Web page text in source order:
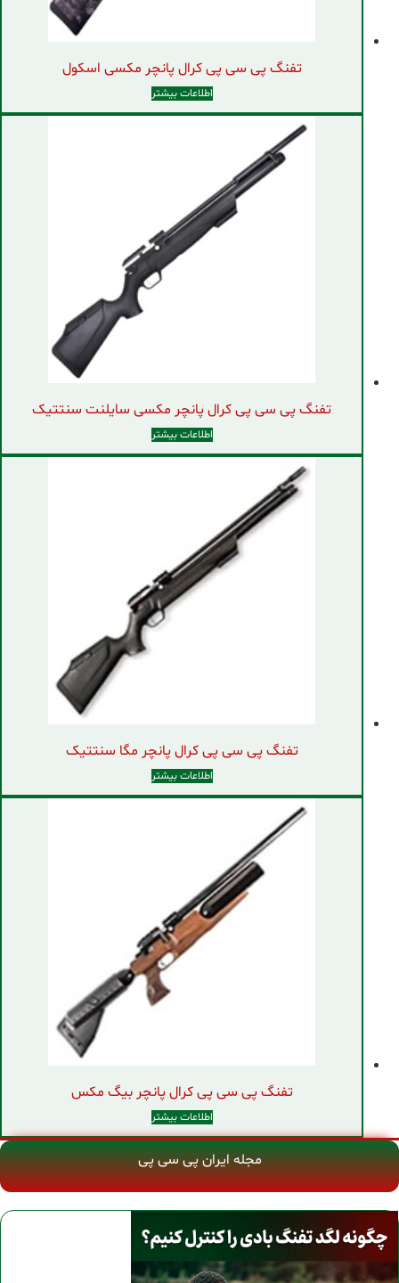
تفنگ پی سی پی کرال پانچر مکسی اسکول
اطلاعات بیشتر
تفنگ پی سی پی کرال پانچر مکسی سایلنت سنتتیک
اطلاعات بیشتر
تفنگ پی سی پی کرال پانچر مگا سنتتیک
اطلاعات بیشتر
تفنگ پی سی پی کرال پانچر بیگ مکس
اطلاعات بیشتر
مجله ایران پی سی پی